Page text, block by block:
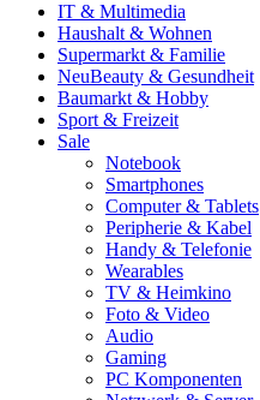
IT & Multimedia
Haushalt & Wohnen
Supermarkt & Familie
NeuBeauty & Gesundheit
Baumarkt & Hobby
Sport & Freizeit
Sale
Notebook
Smartphones
Computer & Tablets
Peripherie & Kabel
Handy & Telefonie
Wearables
TV & Heimkino
Foto & Video
Audio
Gaming
PC Komponenten